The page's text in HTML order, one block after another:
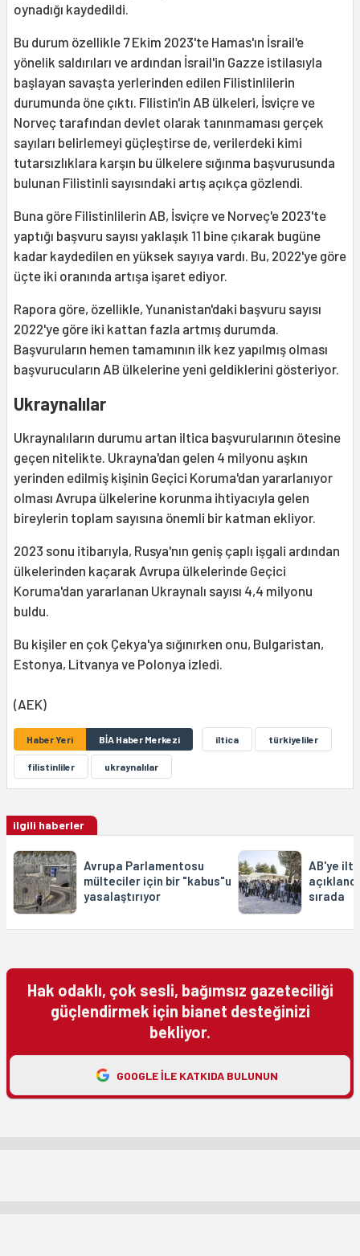
oynadığı kaydedildi.
Bu durum özellikle 7 Ekim 2023'te Hamas'ın İsrail'e
yönelik saldırıları ve ardından İsrail'in Gazze istilasıyla
başlayan savaşta yerlerinden edilen Filistinlilerin
durumunda öne çıktı. Filistin'in AB ülkeleri, İsviçre ve
Norveç tarafından devlet olarak tanınmaması gerçek
sayıları belirlemeyi güçleştirse de, verilerdeki kimi
tutarsızlıklara karşın bu ülkelere sığınma başvurusunda
bulunan Filistinli sayısındaki artış açıkça gözlendi.
Buna göre Filistinlilerin AB, İsviçre ve Norveç'e 2023'te
yaptığı başvuru sayısı yaklaşık 11 bine çıkarak bugüne
kadar kaydedilen en yüksek sayıya vardı. Bu, 2022'ye göre
üçte iki oranında artışa işaret ediyor.
Rapora göre, özellikle, Yunanistan'daki başvuru sayısı
2022'ye göre iki kattan fazla artmış durumda.
Başvuruların hemen tamamının ilk kez yapılmış olması
başvurucuların AB ülkelerine yeni geldiklerini gösteriyor.
Ukraynalılar
Ukraynalıların durumu artan iltica başvurularının ötesine
geçen nitelikte. Ukrayna'dan gelen 4 milyonu aşkın
yerinden edilmiş kişinin Geçici Koruma'dan yararlanıyor
olması Avrupa ülkelerine korunma ihtiyacıyla gelen
bireylerin toplam sayısına önemli bir katman ekliyor.
2023 sonu itibarıyla, Rusya'nın geniş çaplı işgali ardından
ülkelerinden kaçarak Avrupa ülkelerinde Geçici
Koruma'dan yararlanan Ukraynalı sayısı 4,4 milyonu
buldu.
Bu kişiler en çok Çekya'ya sığınırken onu, Bulgaristan,
Estonya, Litvanya ve Polonya izledi.
(AEK)
Haber Yeri BİA Haber Merkezi iltica türkiyeliler
filistinliler ukraynalılar
ilgili haberler
Avrupa Parlamentosu
mülteciler için bir "kabus"u
yasalaştırıyor
AB'ye
sırada
Hak odaklı, çok sesli, bağımsız gazeteciliği
güçlendirmek için bianet desteğinizi
bekliyor.
GOOGLE ILE KATKIDA BULUNUN